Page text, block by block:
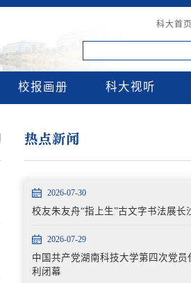
科大首页
校报画册 科大视听
热点新闻
2026-07-30
校友朱友舟“指上生”古文字书法展长
2026-07-29
中国共产党湖南科技大学第四次党员
利闭幕